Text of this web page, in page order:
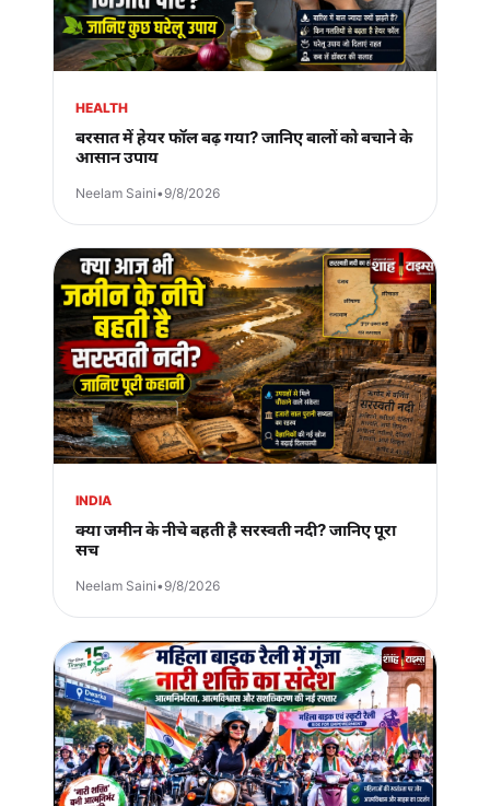
HEALTH
बरसात में हेयर फॉल बढ़ गया? जानिए बालों को बचाने के
आसान उपाय
Neelam Saini•9/8/2026
INDIA
क्या जमीन के नीचे बहती है सरस्वती नदी? जानिए पूरा
सच
Neelam Saini•9/8/2026